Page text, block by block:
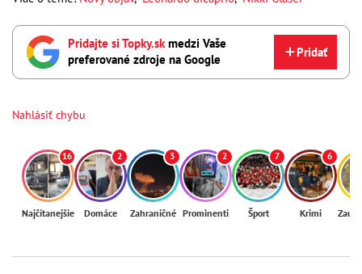
Pridajte si Topky.skmedzi Vaše
preferované zdroje na Google
Pridať
Nahlásiť chybu
16
Najčítanejšie
2
Domáce
3
Zahraničné
2
Prominenti
7
Šport
6
Krimi